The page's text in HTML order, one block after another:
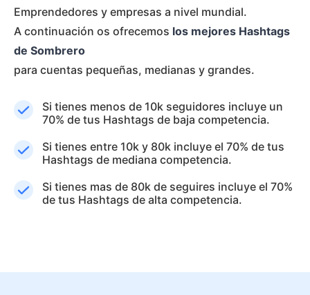
Emprendedores y empresas a nivel mundial.
A continuación os ofrecemos los mejores Hashtags
de Sombrero
para cuentas pequeñas, medianas y grandes.
Si tienes menos de 10k seguidores incluye un
70% de tus Hashtags de baja competencia.
Si tienes entre 10k y 80k incluye el 70% de tus
Hashtags de mediana competencia.
Si tienes mas de 80k de seguires incluye el 70%
de tus Hashtags de alta competencia.